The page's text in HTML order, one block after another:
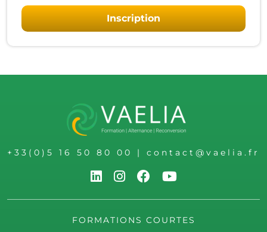
Inscription
+33(0)5 16 50 80 00 | contact@vaelia.fr
FORMATIONS COURTES